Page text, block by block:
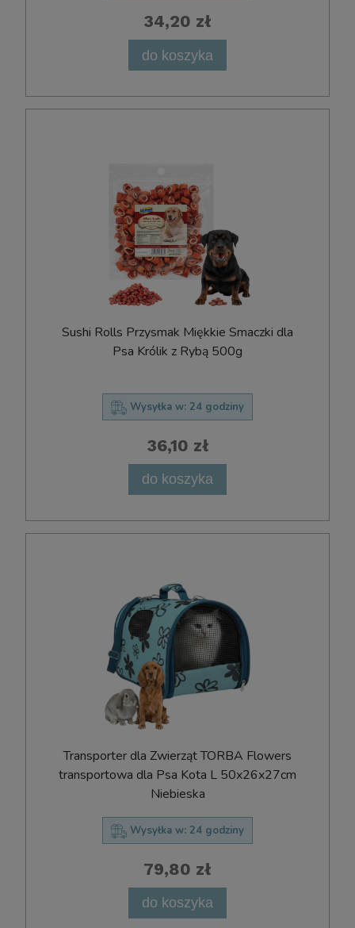
34,20 zł
do koszyka
Sushi Rolls Przysmak Miękkie Smaczki dla
Psa Królik z Rybą 500g
Wysyłka w: 24 godziny
36,10 zł
do koszyka
Transporter dla Zwierząt TORBA Flowers
transportowa dla Psa Kota L 50x26x27cm
Niebieska
Wysyłka w: 24 godziny
79,80 zł
do koszyka